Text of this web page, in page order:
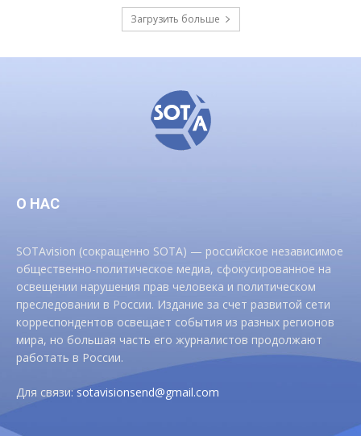
Загрузить больше
О НАС
SOTAvision (сокращенно SOTA) — российское независимое
общественно-политическое медиа, сфокусированное на
освещении нарушения прав человека и политическом
преследовании в России. Издание за счет развитой сети
корреспондентов освещает события из разных регионов
мира, но большая часть его журналистов продолжают
работать в России.
Для связи:sotavisionsend@gmail.com